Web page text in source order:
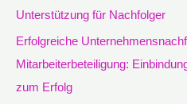
Unterstützung für Nachfolger
Erfolgreiche
Mitarbeiterbeteiligung:
zum Erfolg